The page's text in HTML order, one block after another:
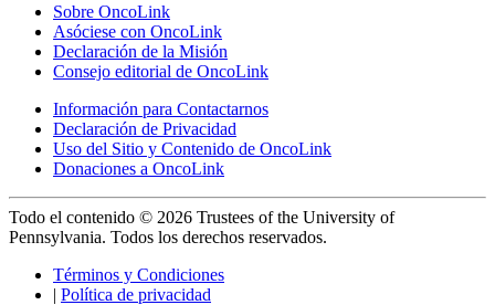
Sobre OncoLink
Asóciese con OncoLink
Declaración de la Misión
Consejo editorial de OncoLink
Información para Contactarnos
Declaración de Privacidad
Uso del Sitio y Contenido de OncoLink
Donaciones a OncoLink
Todo el contenido © 2026 Trustees of the University of
Pennsylvania. Todos los derechos reservados.
Términos y Condiciones
| Política de privacidad